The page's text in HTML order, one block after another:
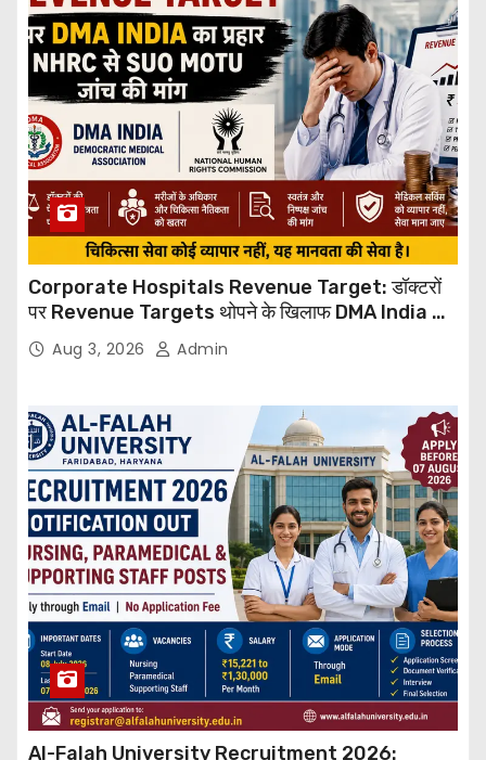
Corporate Hospitals Revenue Target: डॉक्टरों
पर Revenue Targets थोपने के खिलाफ DMA India का
बड़ा कदम, NHRC से Suo Motu जांच की मांग
Aug 3, 2026 Admin
Al-Falah University Recruitment 2026: